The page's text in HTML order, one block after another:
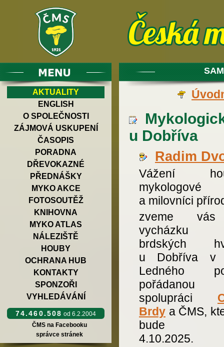
AKTUALITY
ENGLISH
O SPOLEČNOSTI
ZÁJMOVÁ USKUPENÍ
ČASOPIS
PORADNA
DŘEVOKAZNÉ
PŘEDNÁŠKY
MYKO AKCE
FOTOSOUTĚŽ
KNIHOVNA
MYKO ATLAS
NÁLEZIŠTĚ
HOUBY
OCHRANA HUB
KONTAKTY
SPONZOŘI
VYHLEDÁVÁNÍ
74.460.508 od 6.2.2004
ČMS na Facebooku
správce stránek
u Dobříva
Radim
Vážení
mykologové
a milovníci
zveme
brdských
u Dobříva v
Ledného
spolupráci
Brdy a ČMS,
bude
4.10.2025.